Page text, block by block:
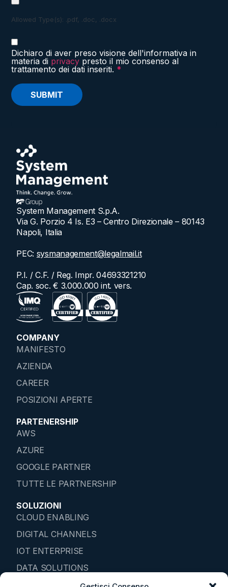
Allowed Type(s): .pdf, .doc, .docx
Dichiaro di aver preso visione dell'informativa in
materia di privacy presto il mio consenso al
trattamento dei dati inseriti. *
System Management S.p.A.
Via G. Porzio 4 Is. E3 – Centro Direzionale – 80143
Napoli, Italia
PEC: sysmanagement@legalmail.it
P.I. / C.F. / Reg. Impr. 04693321210
Cap. soc. € 3.000.000 int. vers.
COMPANY
MANIFESTO
AZIENDA
CAREER
POSIZIONI APERTE
PARTENERSHIP
AWS
AZURE
GOOGLE PARTNER
TUTTE LE PARTNERSHIP
SOLUZIONI
CLOUD ENABLING
DIGITAL CHANNELS
IOT ENTERPRISE
DATA SOLUTIONS
SMART ENVIROMENTS